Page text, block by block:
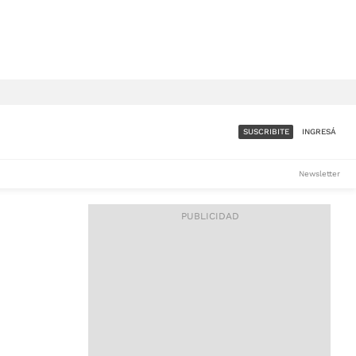
ACCESO FULL - $1.800/MES
SUSCRIBITE INGRESÁ
Newsletter